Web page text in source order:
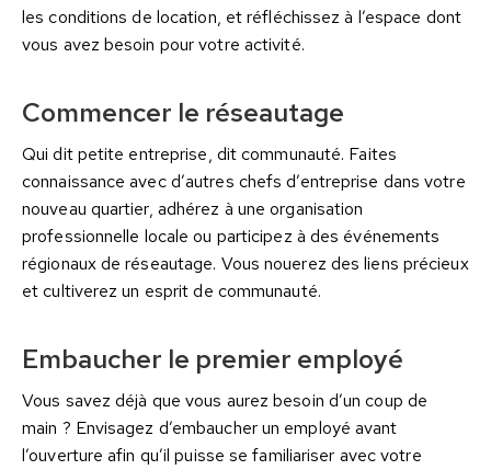
les conditions de location, et réfléchissez à l’espace dont
vous avez besoin pour votre activité.
Commencer le réseautage
Qui dit petite entreprise, dit communauté. Faites
connaissance avec d’autres chefs d’entreprise dans votre
nouveau quartier, adhérez à une organisation
professionnelle locale ou participez à des événements
régionaux de réseautage. Vous nouerez des liens précieux
et cultiverez un esprit de communauté.
Embaucher le premier employé
Vous savez déjà que vous aurez besoin d’un coup de
main ? Envisagez d’embaucher un employé avant
l’ouverture afin qu’il puisse se familiariser avec votre